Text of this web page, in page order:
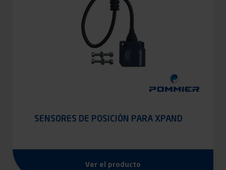
SENSORES DE POSICIÓN PARA XPAND
Ver el producto